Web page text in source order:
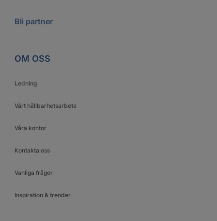
Bli partner
OM OSS
Ledning
Vårt hållbarhetsarbete
Våra kontor
Kontakta oss
Vanliga frågor
Inspiration & trender